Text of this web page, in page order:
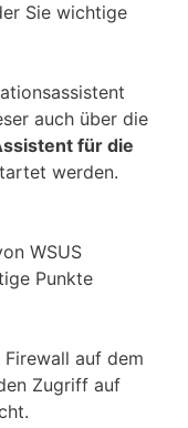
Sie wichtige
auch über die
für die
werden.
WSUS
Punkte
Firewall auf dem
Zugriff auf